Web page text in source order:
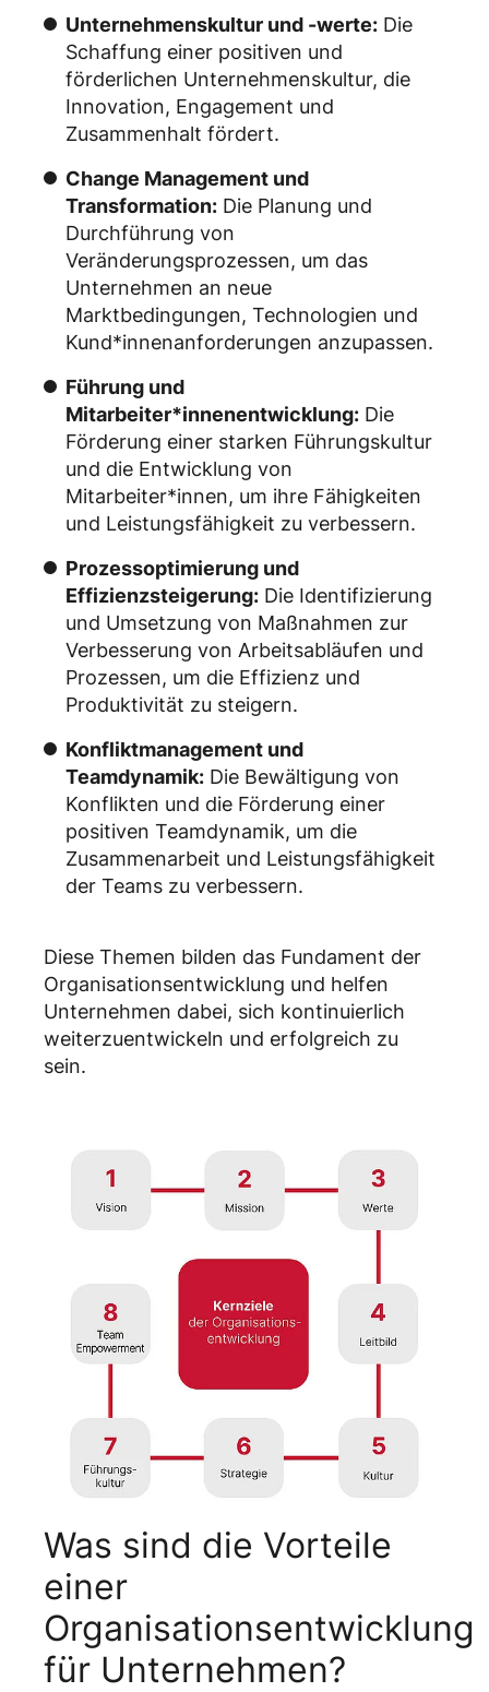
Unternehmenskultur und -werte: Die
Schaffung einer positiven und
förderlichen Unternehmenskultur, die
Innovation, Engagement und
Zusammenhalt fördert.
Change Management und
Transformation: Die Planung und
Durchführung von
Veränderungsprozessen, um das
Unternehmen an neue
Marktbedingungen, Technologien und
Kund*innenanforderungen anzupassen.
Führung und
Mitarbeiter*innenentwicklung: Die
Förderung einer starken Führungskultur
und die Entwicklung von
Mitarbeiter*innen, um ihre Fähigkeiten
und Leistungsfähigkeit zu verbessern.
Prozessoptimierung und
Effizienzsteigerung: Die Identifizierung
und Umsetzung von Maßnahmen zur
Verbesserung von Arbeitsabläufen und
Prozessen, um die Effizienz und
Produktivität zu steigern.
Konfliktmanagement und
Teamdynamik: Die Bewältigung von
Konflikten und die Förderung einer
positiven Teamdynamik, um die
Zusammenarbeit und Leistungsfähigkeit
der Teams zu verbessern.
Diese Themen bilden das Fundament der
Organisationsentwicklung und helfen
Unternehmen dabei, sich kontinuierlich
weiterzuentwickeln und erfolgreich zu
sein.
Was sind die Vorteile
einer
Organisationsentwicklung
für Unternehmen?